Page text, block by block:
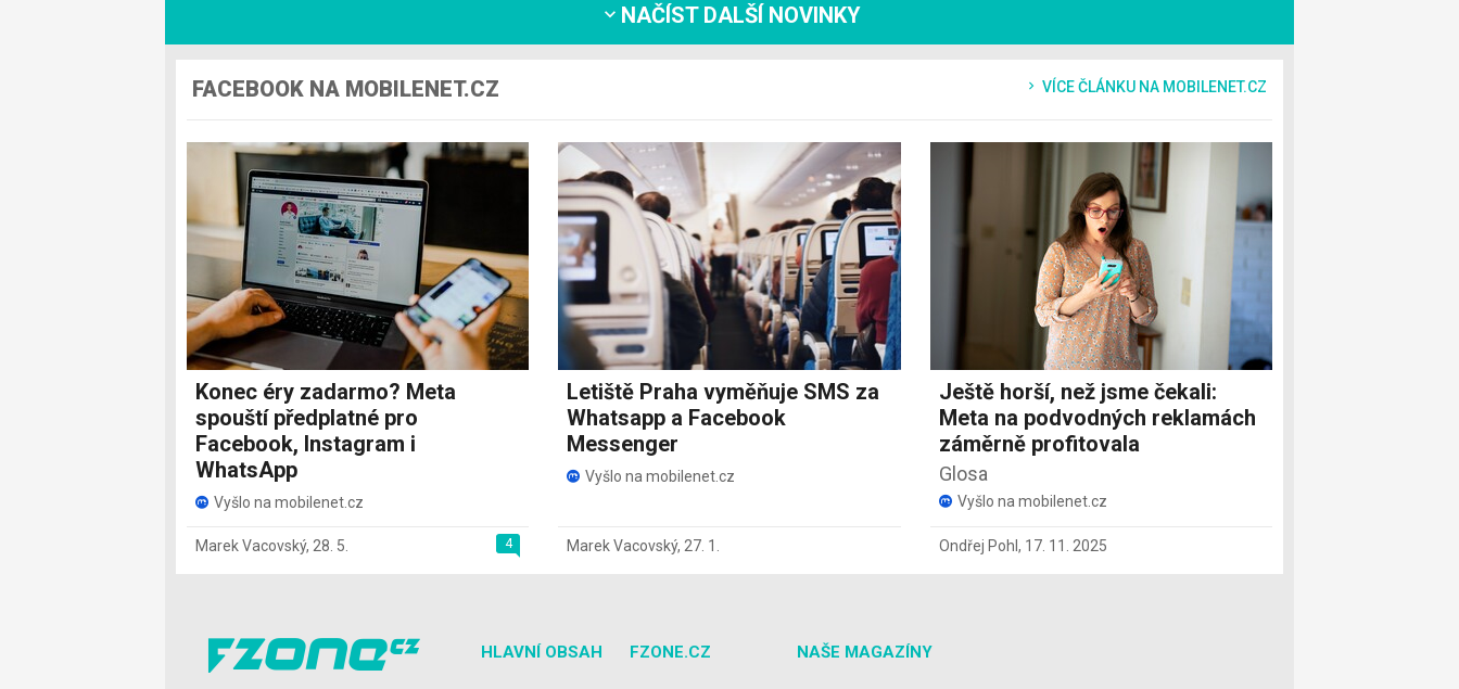
NAČÍST DALŠÍ NOVINKY
FACEBOOK NA MOBILENET.CZ VÍCE ČLÁNKU NA MOBILENET.CZ
Konec éry zadarmo? Meta
spouští předplatné pro
Facebook, Instagram i
WhatsApp
Vyšlo na mobilenet.cz
4
Marek Vacovský, 28. 5.
Letiště Praha vyměňuje SMS za
Whatsapp a Facebook
Messenger
Vyšlo na mobilenet.cz
Marek Vacovský, 27. 1.
Ještě horší, než jsme čekali:
Meta na podvodných reklamách
záměrně profitovala
Glosa
Vyšlo na mobilenet.cz
Ondřej Pohl , 17. 11. 2025
HLAVNÍ OBSAH FZONE.CZ NAŠE MAGAZÍNY